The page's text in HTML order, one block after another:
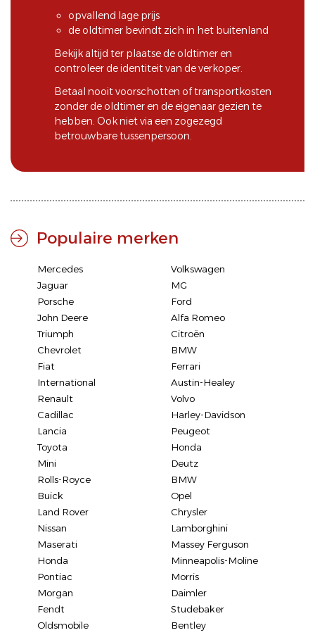
opvallend lage prijs
de oldtimer bevindt zich in het buitenland
Bekijk altijd ter plaatse de oldtimer en
controleer de identiteit van de verkoper.
Betaal nooit voorschotten of transportkosten
zonder de oldtimer en de eigenaar gezien te
hebben. Ook niet via een zogezegd
betrouwbare tussenpersoon.
Populaire merken
Mercedes
Volkswagen
Jaguar
MG
Porsche
Ford
John Deere
Alfa Romeo
Triumph
Citroën
Chevrolet
BMW
Fiat
Ferrari
International
Austin-Healey
Renault
Volvo
Cadillac
Harley-Davidson
Lancia
Peugeot
Toyota
Honda
Mini
Deutz
Rolls-Royce
BMW
Buick
Opel
Land Rover
Chrysler
Nissan
Lamborghini
Maserati
Massey Ferguson
Honda
Minneapolis-Moline
Pontiac
Morris
Morgan
Daimler
Fendt
Studebaker
Oldsmobile
Bentley